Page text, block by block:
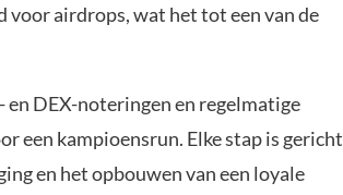
airdrops, wat het tot een van de
DEX-noteringen en regelmatige
een kampioensrun. Elke stap is gericht
en het opbouwen van een loyale